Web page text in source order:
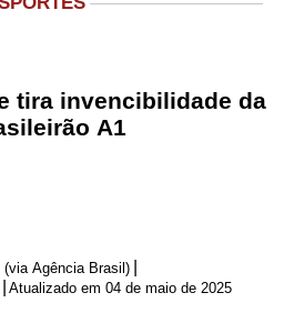
tira invencibilidade da
A1
(via Agência Brasil)
Atualizado em 04 de maio de 2025